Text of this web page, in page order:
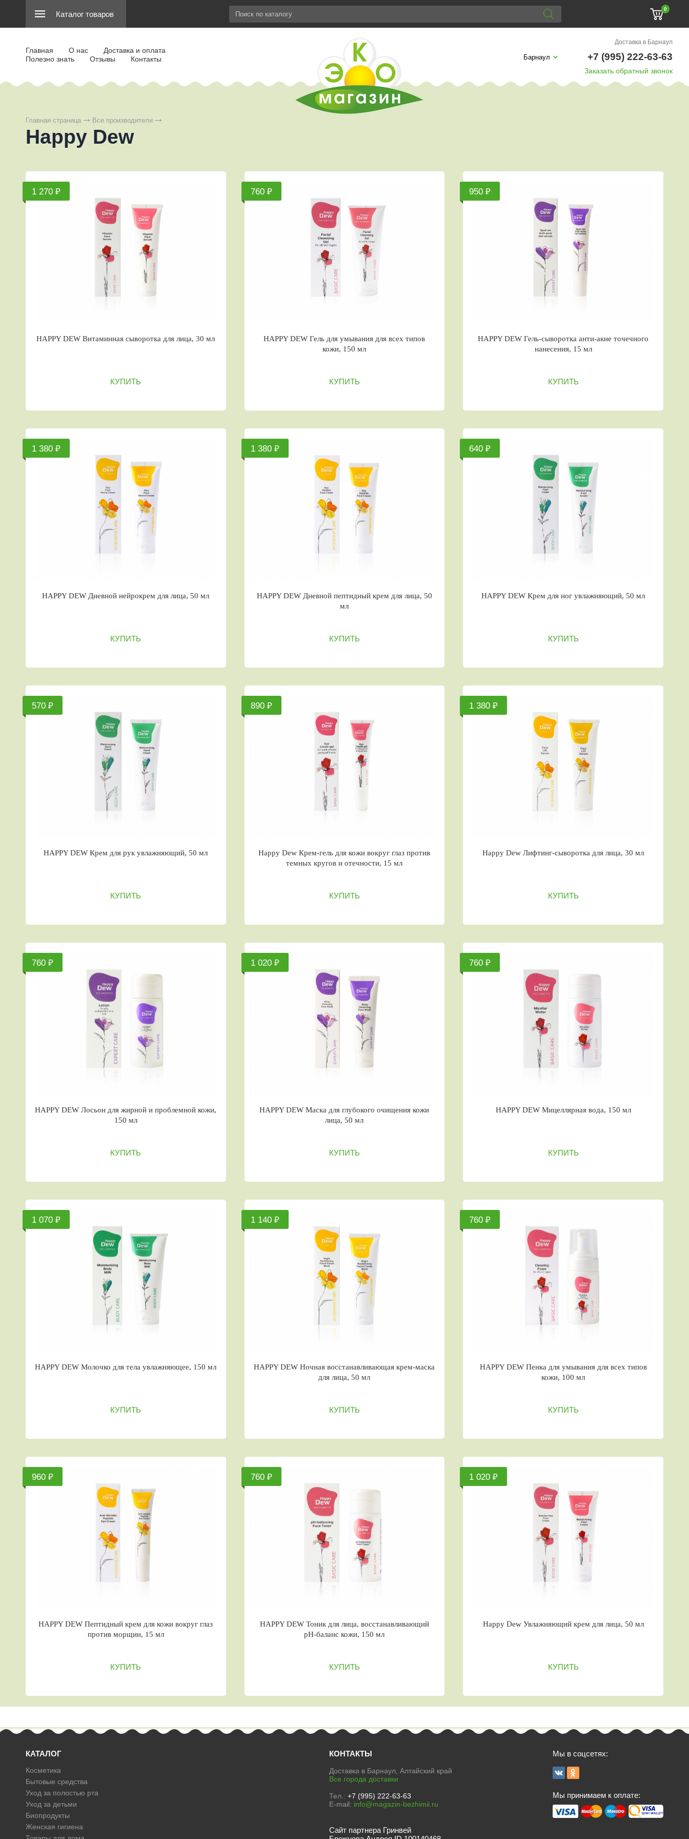
Каталог товаров
0
Главная О нас
Доставка и оплата
Полезно знать
Отзывы Контакты Барнаул
Доставка в Барнаул
+7 (995) 222-63-63
Заказать обратный звонок
Главная страница Все производители
Happy Dew
1 270 ₽
HAPPY DEW Витаминная сыворотка для лица, 30 мл
КУПИТЬ
760 ₽
HAPPY DEW Гель для умывания для всех типов
кожи, 150 мл
КУПИТЬ
950 ₽
HAPPY DEW Гель-сыворотка анти-акне точечного
нанесения, 15 мл
КУПИТЬ
1 380 ₽
HAPPY DEW Дневной нейрокрем для лица, 50 мл
КУПИТЬ
1 380 ₽
HAPPY DEW Дневной пептидный крем для лица, 50
мл
КУПИТЬ
640 ₽
HAPPY DEW Крем для ног увлажняющий, 50 мл
КУПИТЬ
570 ₽
HAPPY DEW Крем для рук увлажняющий, 50 мл
КУПИТЬ
890 ₽
Happy Dew Крем-гель для кожи вокруг глаз против
темных кругов и отечности, 15 мл
КУПИТЬ
1 380 ₽
Happy Dew Лифтинг-сыворотка для лица, 30 мл
КУПИТЬ
760 ₽
HAPPY DEW Лосьон для жирной и проблемной кожи,
150 мл
КУПИТЬ
1 020 ₽
HAPPY DEW Маска для глубокого очищения кожи
лица, 50 мл
КУПИТЬ
760 ₽
HAPPY DEW Мицеллярная вода, 150 мл
КУПИТЬ
1 070 ₽
HAPPY DEW Молочко для тела увлажняющее, 150 мл
КУПИТЬ
1 140 ₽
HAPPY DEW Ночная восстанавливающая крем-маска
для лица, 50 мл
КУПИТЬ
760 ₽
HAPPY DEW Пенка для умывания для всех типов
кожи, 100 мл
КУПИТЬ
960 ₽
HAPPY DEW Пептидный крем для кожи вокруг глаз
против морщин, 15 мл
КУПИТЬ
760 ₽
HAPPY DEW Тоник для лица, восстанавливающий
pH-баланс кожи, 150 мл
КУПИТЬ
1 020 ₽
Happy Dew Увлажняющий крем для лица, 50 мл
КУПИТЬ
КАТАЛОГ
Косметика
Бытовые средства
Уход за полостью рта
Уход за детьми
Биопродукты
Женская гигиена
КОНТАКТЫ
Доставка в Барнаул, Алтайский край
Все города доставки
Тел.: +7 (995) 222-63-63
E-mail: info@magazin-bezhimii.ru
Сайт партнера Гринвей
Мы в соцсетях:
Мы принимаем к оплате: